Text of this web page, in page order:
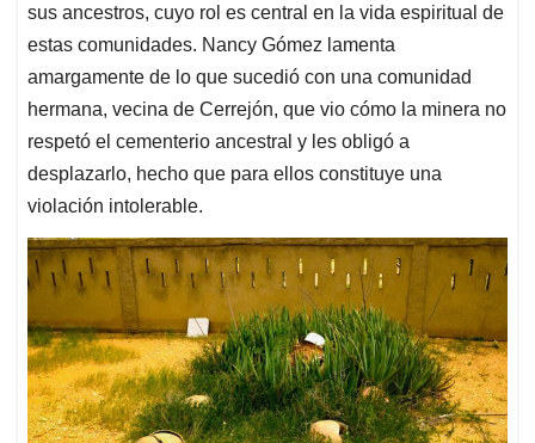
sus ancestros, cuyo rol es central en la vida espiritual de
estas comunidades. Nancy Gómez lamenta
amargamente de lo que sucedió con una comunidad
hermana, vecina de Cerrejón, que vio cómo la minera no
respetó el cementerio ancestral y les obligó a
desplazarlo, hecho que para ellos constituye una
violación intolerable.